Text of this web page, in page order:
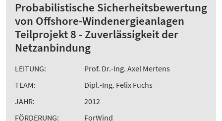
Probabilistische Sicherheitsbewertung
von Offshore-Windenergieanlagen
Teilprojekt 8 - Zuverlässigkeit der
Netzanbindung
LEITUNG:
Prof. Dr.-Ing. Axel Mertens
TEAM:
Dipl.-Ing. Felix Fuchs
JAHR:
2012
FÖRDERUNG:
ForWind